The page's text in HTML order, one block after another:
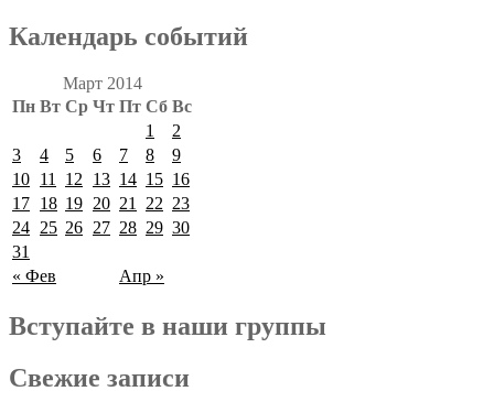
Календарь событий
Март 2014
Пн Вт Ср Чт Пт Сб Вс
« Фев Апр »
1
2
3
4 5 6 7 8
9
10 11 12 13 14 15 16
17 18 19 20 21 22 23
24 25 26 27 28 29 30
31
Вступайте в наши группы
Свежие записи